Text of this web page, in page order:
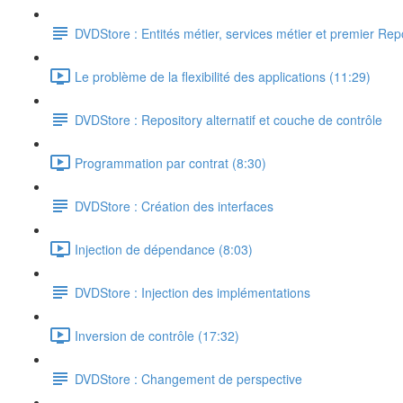
DVDStore : Entités métier, services métier et premier
Le problème de la flexibilité des applications (11:29)
DVDStore : Repository alternatif et couche de contrôle
Programmation par contrat (8:30)
DVDStore : Création des interfaces
Injection de dépendance (8:03)
DVDStore : Injection des implémentations
Inversion de contrôle (17:32)
DVDStore : Changement de perspective